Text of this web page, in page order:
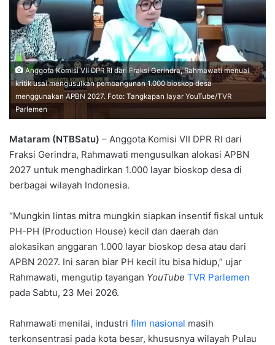
Anggota Komisi VII DPR RI dari Fraksi Gerindra, Rahmawati menuai
kritik usai mengusulkan pembangunan 1.000 bioskop desa
menggunakan APBN 2027. Foto: Tangkapan layar YouTube/TVR
Parlemen
Mataram (NTBSatu) – Anggota Komisi VII DPR RI dari
Fraksi Gerindra, Rahmawati mengusulkan alokasi APBN
2027 untuk menghadirkan 1.000 layar bioskop desa di
berbagai wilayah Indonesia.
“Mungkin lintas mitra mungkin siapkan insentif fiskal untuk
PH-PH (Production House) kecil dan daerah dan
alokasikan anggaran 1.000 layar bioskop desa atau dari
APBN 2027. Ini saran biar PH kecil itu bisa hidup,” ujar
Rahmawati, mengutip tayangan YouTube TVR Parlemen
pada Sabtu, 23 Mei 2026.
Rahmawati menilai, industri film nasional masih
terkonsentrasi pada kota besar, khususnya wilayah Pulau